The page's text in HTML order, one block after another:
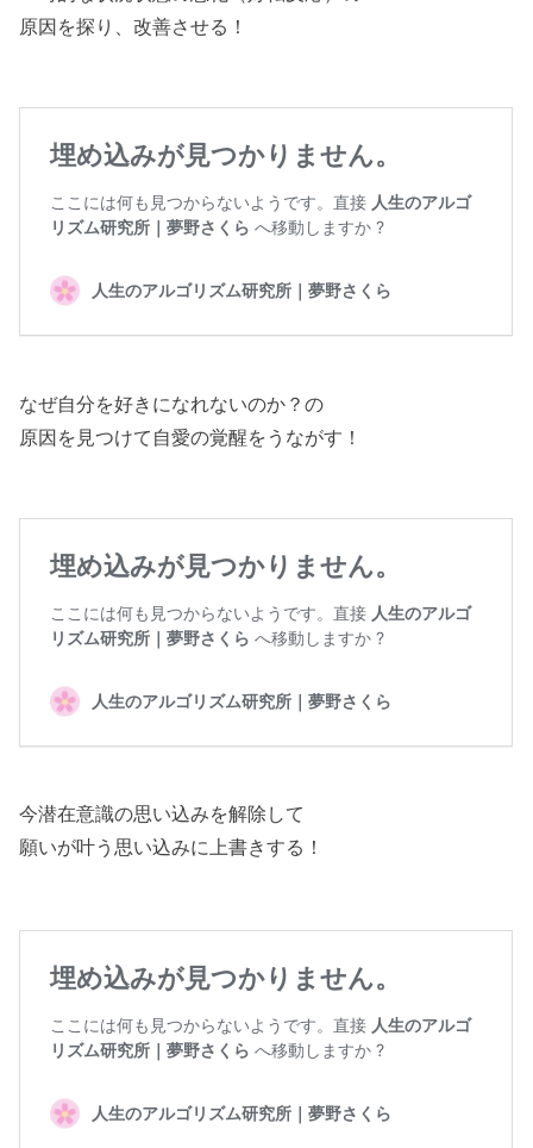
原因を探り、改善させる！
なぜ自分を好きになれないのか？の
原因を見つけて自愛の覚醒をうながす！
今潜在意識の思い込みを解除して
願いが叶う思い込みに上書きする！